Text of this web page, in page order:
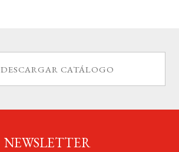
DESCARGAR CATÁLOGO
NEWSLETTER